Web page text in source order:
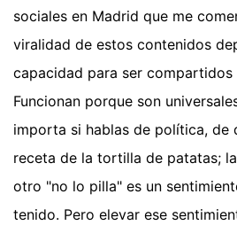
sociales en Madrid que me
viralidad de estos contenidos
capacidad para ser
Funcionan porque son
importa si hablas de política, de
receta de la tortilla de patatas;
otro "no lo pilla" es un
tenido. Pero elevar ese